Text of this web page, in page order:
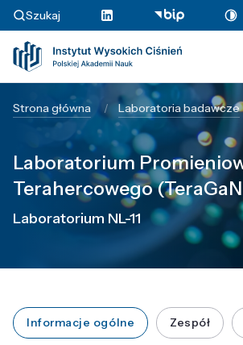
Szukaj
Strona główna Laboratoria badawcze
Laboratorium
Terahercowego
Laboratorium NL-11
Informacje ogólne Zespół